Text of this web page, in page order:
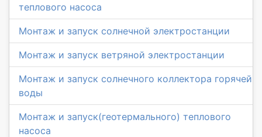
теплового насоса
Монтаж и запуск солнечной электростанции
Монтаж и запуск ветряной электростанции
Монтаж и запуск солнечного коллектора горячей
воды
Монтаж и запуск(геотермального) теплового
насоса